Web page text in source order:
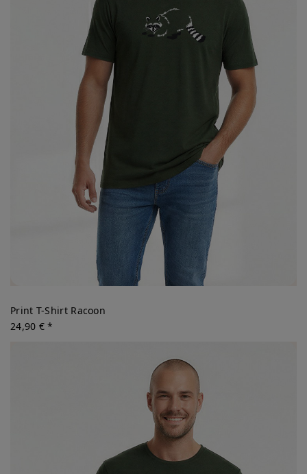
Print T-Shirt Racoon
24,90 € *